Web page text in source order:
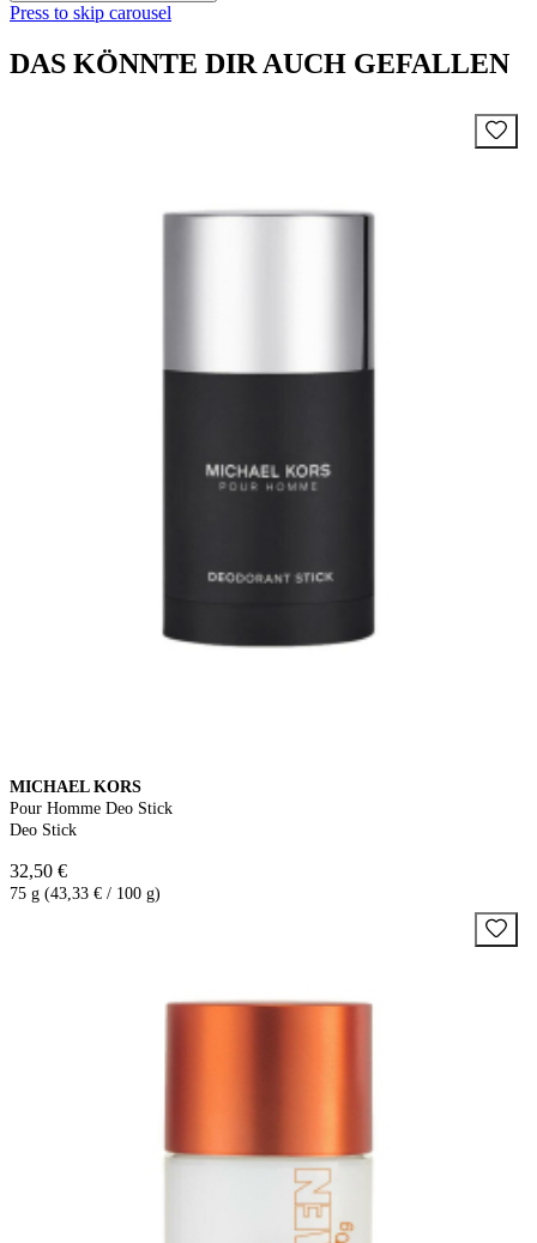
Press to skip carousel
DAS KÖNNTE DIR AUCH GEFALLEN
MICHAEL KORS
Pour Homme Deo Stick
Deo Stick
32,50 €
75 g (43,33 € / 100 g)